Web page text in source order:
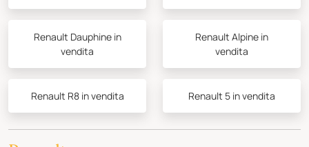
Renault Dauphine in
vendita
Renault Alpine in
vendita
Renault R8 in vendita Renault 5 in vendita